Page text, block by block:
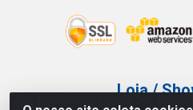
Loja /